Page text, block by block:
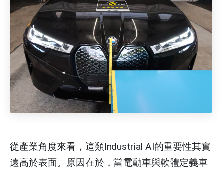
從產業角度來看，這類Industrial AI的重要性其實
遠高於表面。原因在於，當電動車與軟體定義車